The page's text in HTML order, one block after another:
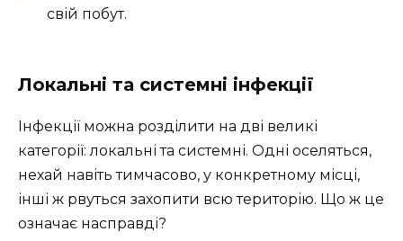
свій побут.
Локальні та системні інфекції
Інфекції можна розділити на дві великі
категорії: локальні та системні. Одні оселяться,
нехай навіть тимчасово, у конкретному місці,
інші ж рвуться захопити всю територію. Що ж це
означає насправді?